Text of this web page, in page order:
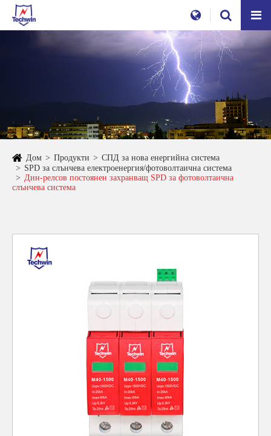
Дом Продукти
СПД за нова енергийна система
SPD за слънчева електроенергия/фотоволтаична система
Дин-релсов постоянен захранващ SPD за фотоволтаична
слънчева система